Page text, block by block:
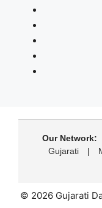
Our Network:
Gujarati
|
© 2026 Gujarati